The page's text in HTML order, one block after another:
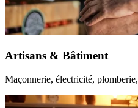
Artisans & Bâtiment
Maçonnerie, électricité,